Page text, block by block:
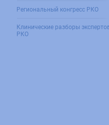
Региональный конгресс РКО
Клинические разборы
РКО